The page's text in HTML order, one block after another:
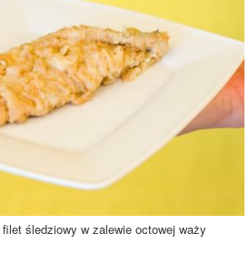
śledziowy w zalewie octowej waży